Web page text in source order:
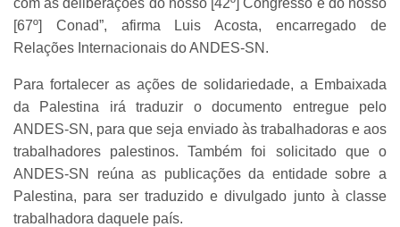
[67º] Conad”, afirma Luis Acosta, encarregado de
Relações Internacionais do ANDES-SN.
Para fortalecer as ações de solidariedade, a Embaixada
da Palestina irá traduzir o documento entregue pelo
ANDES-SN, para que seja enviado às trabalhadoras e aos
trabalhadores palestinos. Também foi solicitado que o
ANDES-SN reúna as publicações da entidade sobre a
Palestina, para ser traduzido e divulgado junto à classe
trabalhadora daquele país.